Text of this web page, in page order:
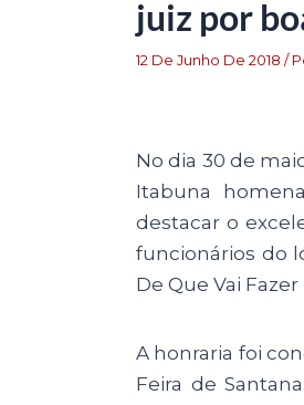
juiz por
12 De Junho De 2018 /
No dia 30 de
Itabuna
destacar o
funcionários do
De Que Vai Fazer
A honraria foi
Feira de